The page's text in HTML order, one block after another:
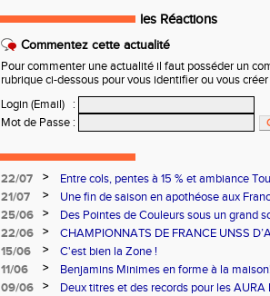
les Réactions
Commentez cette actualité
Pour commenter une actualité il faut posséder un
rubrique ci-dessous pour vous identifier ou vous
Login (Email)
:
Mot de Passe :
22/07 >
Entre cols, pentes à 15 % et ambiance
ont relevé le défi !
21/07 >
Une fin de saison en apothéose aux
25/06
>
Des Pointes de Couleurs sous un grand
22/06
>
CHAMPIONNATS DE FRANCE UNSS
15/06
>
C'est bien la Zone !
11/06
>
Benjamins Minimes en forme à la
09/06
>
Deux titres et des records pour les